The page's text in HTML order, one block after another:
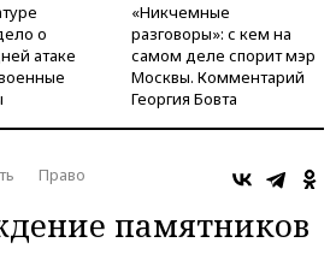
о
атаке
«Никчемные
разговоры»: с кем на
самом деле спорит мэр
Москвы. Комментарий
Георгия Бовта
Право
памятников